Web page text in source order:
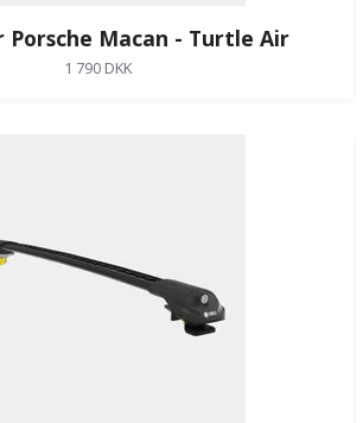
Porsche Macan - Turtle Air
1 790 DKK